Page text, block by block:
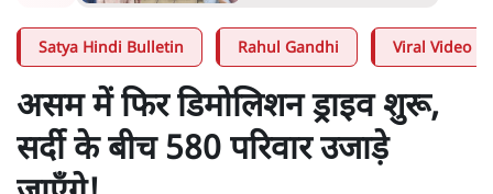
Satya Hindi Bulletin Rahul Gandhi Viral Video
असम में फिर डिमोलिशन ड्राइव शुरू,
सर्दी के बीच 580 परिवार उजाड़े